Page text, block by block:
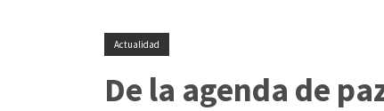
Actualidad
De la agenda de